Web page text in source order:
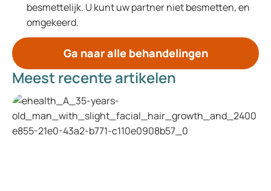
besmettelijk. U kunt uw partner niet besmetten, en
omgekeerd.
Ga naar alle behandelingen
Meest recente artikelen